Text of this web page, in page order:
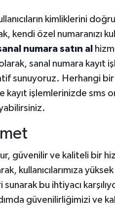
kimliklerini
kendi özel numaranızı
numara satın al
sanal numara kayıt
sunuyoruz. Herhangi
işlemlerinizde sms
güvenilir ve kaliteli bir
kullanıcılarımıza
bu ihtiyacı
güvenilirliğimizi ve